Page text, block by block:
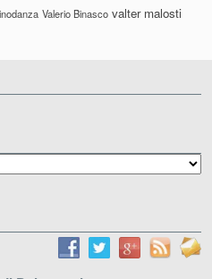
Valerio Binasco valter malosti